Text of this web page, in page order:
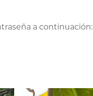
a continuación: